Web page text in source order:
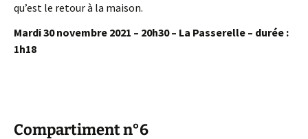
qu’est le retour à la maison.
Mardi 30 novembre 2021 – 20h30 – La Passerelle – durée :
1h18
Compartiment n°6